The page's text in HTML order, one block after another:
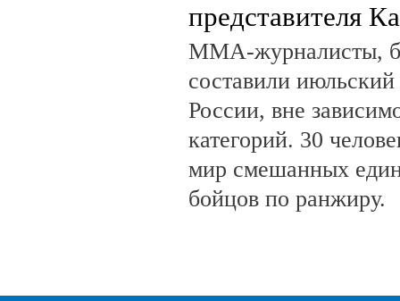
представителя
ММА-журналисты,
составили
России, вне
категорий. 30
мир смешанных
бойцов по ранжиру.